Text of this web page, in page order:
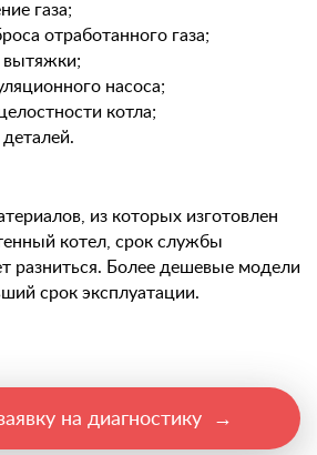
газа;
отработанного газа;
вытяжки;
насоса;
котла;
из которых изготовлен
котел, срок службы
разниться. Более дешевые модели
срок эксплуатации.
на диагностику →